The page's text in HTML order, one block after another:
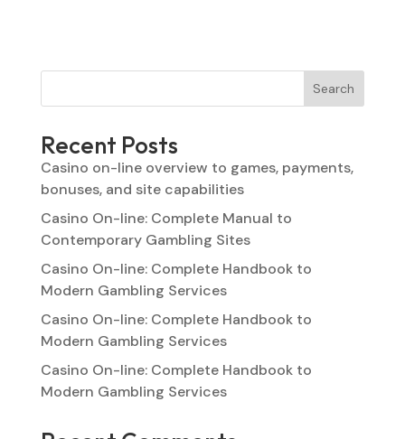
Search
Recent Posts
Casino on-line overview to games, payments,
bonuses, and site capabilities
Casino On-line: Complete Manual to
Contemporary Gambling Sites
Casino On-line: Complete Handbook to
Modern Gambling Services
Casino On-line: Complete Handbook to
Modern Gambling Services
Casino On-line: Complete Handbook to
Modern Gambling Services